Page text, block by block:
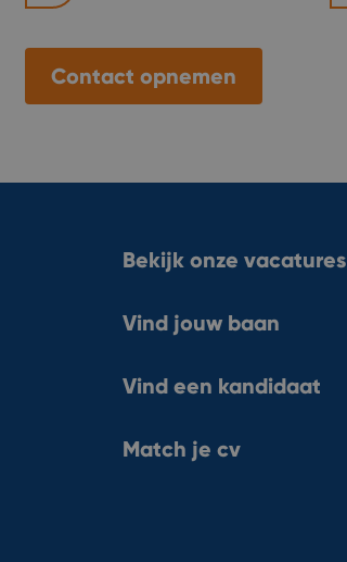
Contact opnemen
Bekijk onze vacatures
Vind jouw baan
Vind een kandidaat
Match je cv